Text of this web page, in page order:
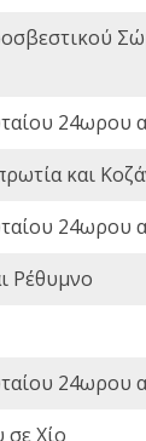
και
Ρέθυμνο
σε Χίο